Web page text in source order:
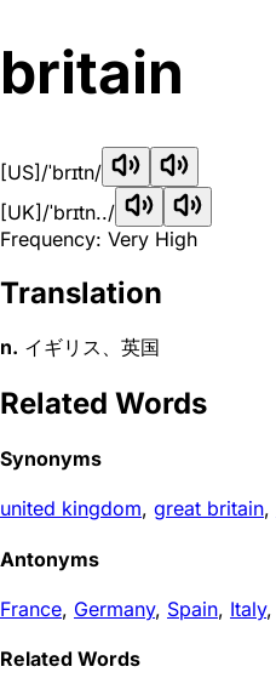
britain
[US] /ˈbrɪtn/
[UK] /ˈbrɪtn../
Frequency: Very High
Translation
n. イギリス、英国
Related Words
Synonyms
united kingdom, great britain,
Antonyms
France, Germany, Spain, Italy,
Related Words